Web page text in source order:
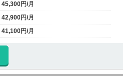
円/月
円/月
円/月